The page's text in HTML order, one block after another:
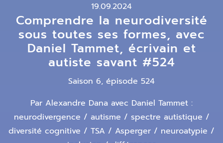
19.09.2024
Comprendre la neurodiversité
sous toutes ses formes, avec
Daniel Tammet, écrivain et
autiste savant #524
Saison 6, épisode 524
Par Alexandre Dana avec Daniel Tammet :
neurodivergence / autisme / spectre autistique /
diversité cognitive / TSA / Asperger / neuroatypie /